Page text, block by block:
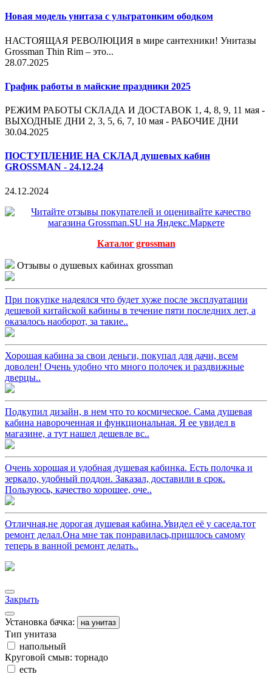
Новая модель унитаза с ультратонким ободком
НАСТОЯЩАЯ РЕВОЛЮЦИЯ в мире сантехники! Унитазы
Grossman Thin Rim – это...
28.07.2025
График работы в майские праздники 2025
РЕЖИМ РАБОТЫ СКЛАДА И ДОСТАВОК 1, 4, 8, 9, 11 мая -
ВЫХОДНЫЕ ДНИ 2, 3, 5, 6, 7, 10 мая - РАБОЧИЕ ДНИ
30.04.2025
ПОСТУПЛЕНИЕ НА СКЛАД душевых кабин
GROSSMAN - 24.12.24
24.12.2024
Каталог grossman
Отзывы о душевых кабинах grossman
При покупке надеялся что будет хуже после эксплуатации
дешевой китайской кабины в течение пяти последних лет, а
оказалось наоборот, за такие..
Хорошая кабина за свои деньги, покупал для дачи, всем
доволен! Очень удобно что много полочек и раздвижные
дверцы..
Подкупил дизайн, в нем что то космическое. Сама душевая
кабина навороченная и функциональная. Я ее увидел в
магазине, а тут нашел дешевле вс..
Очень хорошая и удобная душевая кабинка. Есть полочка и
зеркало, удобный поддон. Заказал, доставили в срок.
Пользуюсь, качество хорошее, оче..
Отличная,не дорогая душевая кабина.Увидел её у саседа.тот
ремонт делал.Она мне так понравилась,пришлось самому
теперь в ванной ремонт делать..
Закрыть
Установка бачка: на унитаз
Тип унитаза
напольный
Круговой смыв: торнадо
есть